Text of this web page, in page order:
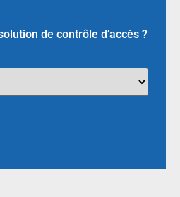
de contrôle d’accès ?